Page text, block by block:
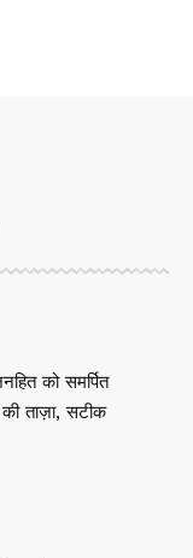
को समर्पित
ताज़ा, सटीक